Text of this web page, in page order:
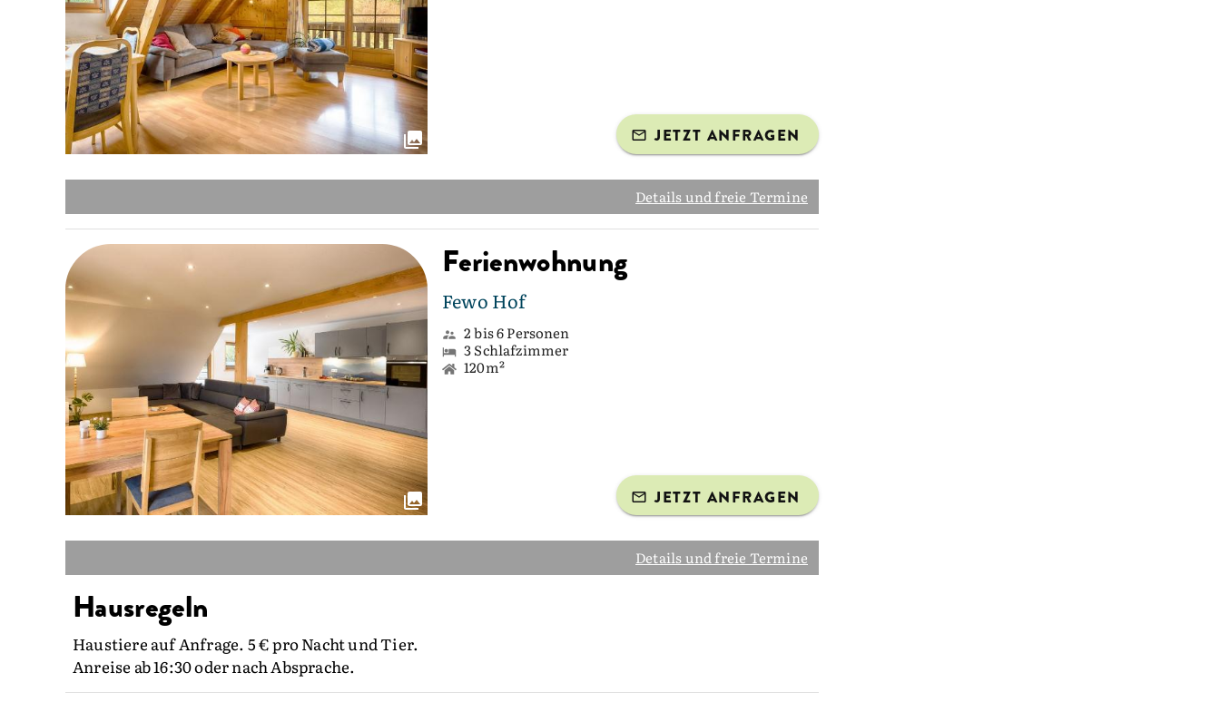
JETZT ANFRAGEN
Details und freie Termine
Ferienwohnung
Fewo Hof
2 bis 6 Personen
3 Schlafzimmer
120m²
JETZT ANFRAGEN
Details und freie Termine
Hausregeln
Haustiere auf Anfrage. 5 € pro Nacht und Tier.
Anreise ab 16:30 oder nach Absprache.